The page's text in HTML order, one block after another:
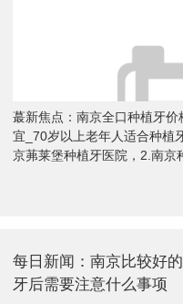
蕞新焦点：南京全口种植牙
宜_70岁以上老年人适合种植
京茀莱堡种植牙医院，2.南京
每日新闻：南京比较好
牙后需要注意什么事项